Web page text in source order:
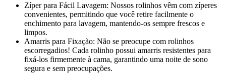
Zíper para Fácil Lavagem: Nossos rolinhos vêm com zíperes
convenientes, permitindo que você retire facilmente o
enchimento para lavagem, mantendo-os sempre frescos e
limpos.
Amarris para Fixação: Não se preocupe com rolinhos
escorregadios! Cada rolinho possui amarris resistentes para
fixá-los firmemente à cama, garantindo uma noite de sono
segura e sem preocupações.